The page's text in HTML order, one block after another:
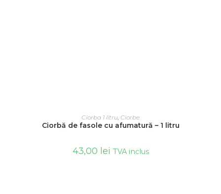
ADAUGĂ ÎN COȘ
Ciorba 1 litru, Ciorbe
Ciorbă de fasole cu afumatură – 1 litru
43,00 lei TVA inclus